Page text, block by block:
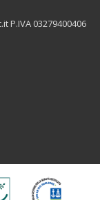
P.IVA 03279400406